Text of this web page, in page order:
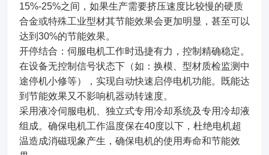
15%-25%之间，如果生产需要挤压速度比较慢的硬质
合金或特殊工业型材其节能效果会更加明显，甚至可以
达到30%的节能效果。
开停结合：伺服电机工作时迅捷有力，控制精确稳定。
在设备无控制信号状态下（如：换模、型材质检监测中
途停机小修等），实现自动快速启停电机功能。既能达
到节能效果又不影响机器动转速度。
采用液冷伺服电机、独立式专用冷却系统及专用冷却液
组成。确保电机工作温度保在40度以下，杜绝电机超
温造成消磁现象产生，确保电机的使用寿命和节能效